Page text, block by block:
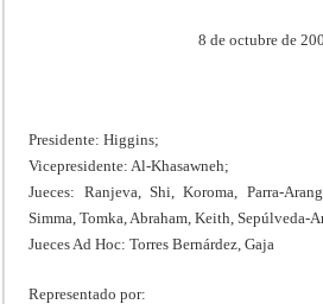
8 de octubre de
Presidente: Higgins;
Vicepresidente: Al-Khasawneh;
Jueces: Ranjeva, Shi, Koroma, Parra-
Simma, Tomka, Abraham, Keith, Sepúlveda-
Jueces Ad Hoc: Torres Bernárdez, Gaja
Representado por: